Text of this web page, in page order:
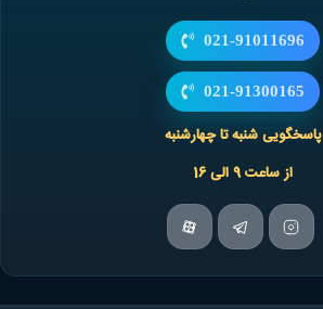
021-91011696
021-91300165
پاسخگویی شنبه تا چهارشنبه
از ساعت 9 الی 16